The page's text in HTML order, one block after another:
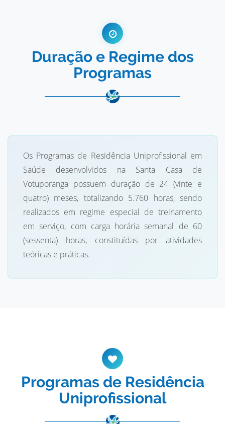
Duração e Regime dos
Programas
Os Programas de Residência Uniprofissional em
Saúde desenvolvidos na Santa Casa de
Votuporanga possuem duração de 24 (vinte e
quatro) meses, totalizando 5.760 horas, sendo
realizados em regime especial de treinamento
em serviço, com carga horária semanal de 60
(sessenta) horas, constituídas por atividades
teóricas e práticas.
Programas de Residência
Uniprofissional